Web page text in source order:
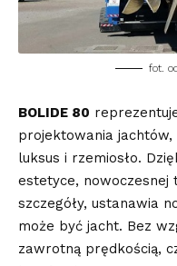
fot.
BOLIDE 80
projektowania jachtów,
luksus i rzemiosło.
estetyce, nowoczesnej
szczegóły, ustanawia
może być jacht. Bez
zawrotną prędkością,